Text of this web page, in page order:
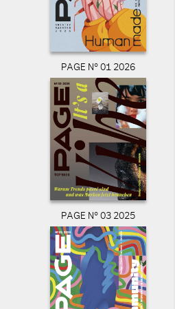
PAGE N° 01 2026
PAGE N° 03 2025